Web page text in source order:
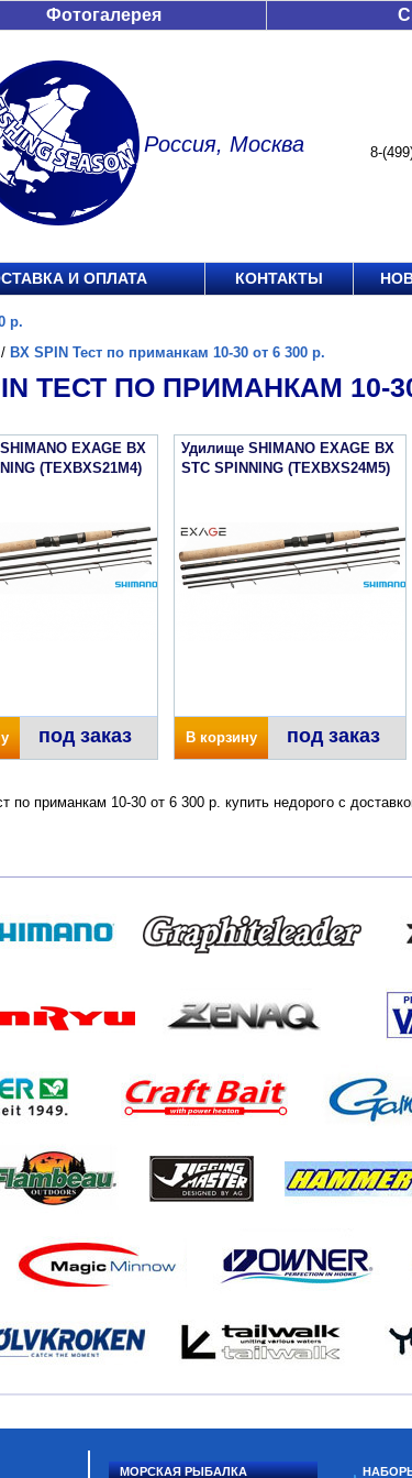
Фотогалерея
Россия, Москва 8-
И ОПЛАТА КОНТАКТЫ
р.
/ BX SPIN Тест по приманкам 10-30 от 6 300 р.
ТЕСТ ПО ПРИМАНКАМ 10-
EXAGE BX
(TEXBXS21M4)
под заказ
Удилище SHIMANO EXAGE BX
STC SPINNING (TEXBXS24M5)
В корзину под заказ
по приманкам 10-30 от 6 300 р. купить недорого с
МОРСКАЯ РЫБАЛКА